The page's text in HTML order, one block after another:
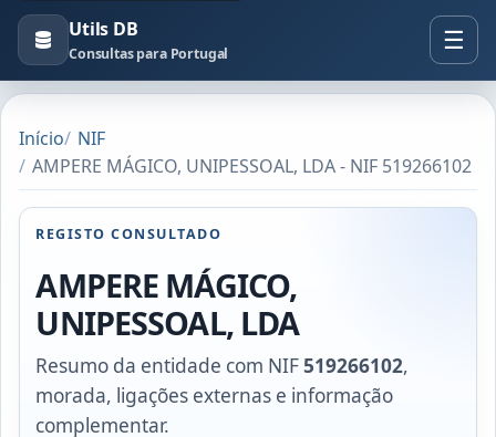
Utils DB
Consultas para Portugal
Início
NIF
AMPERE MÁGICO, UNIPESSOAL, LDA - NIF 519266102
REGISTO CONSULTADO
AMPERE MÁGICO,
UNIPESSOAL, LDA
Resumo da entidade com NIF519266102,
morada, ligações externas e informação
complementar.